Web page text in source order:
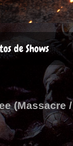
de Shows